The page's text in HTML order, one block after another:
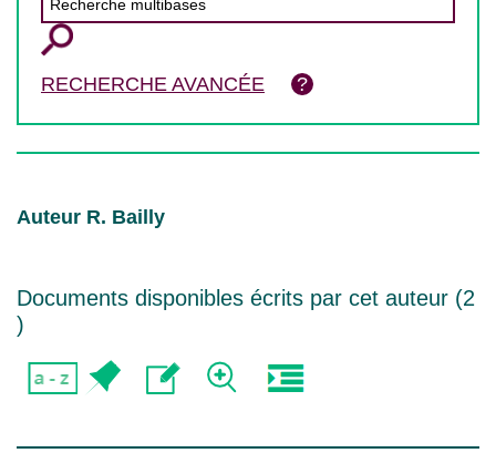
RECHERCHE AVANCÉE
Auteur R. Bailly
Documents disponibles écrits par cet auteur (2
)